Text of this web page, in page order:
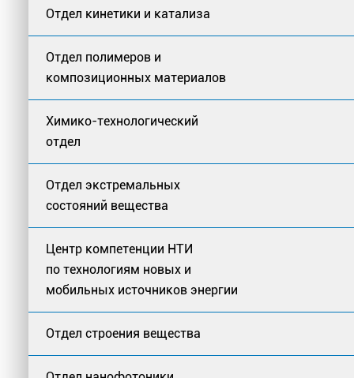
Отдел кинетики и катализа
Отдел полимеров и
композиционных материалов
Химико-технологический
отдел
Отдел экстремальных
состояний вещества
Центр компетенции НТИ
по технологиям новых и
мобильных источников энергии
Отдел строения вещества